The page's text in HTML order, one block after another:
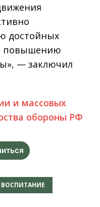
достойных
повышению
— заключил
и массовых
обороны РФ